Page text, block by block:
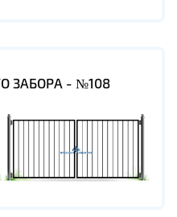
ЗАБОРА - №108